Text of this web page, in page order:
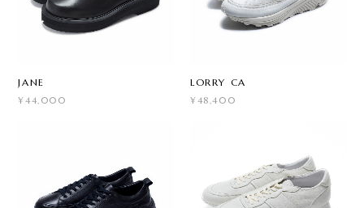
JANE
¥44,000
LORRY CA
¥48,400